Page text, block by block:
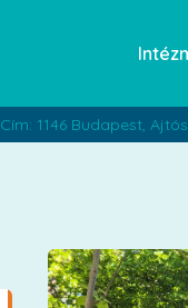
Cím: 1146 Budapest,